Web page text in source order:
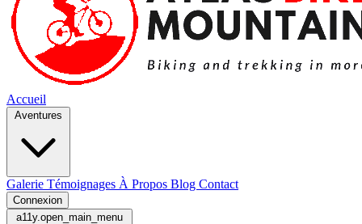
Accueil
Aventures
Galerie Témoignages À Propos Blog Contact
Connexion
a11y.open_main_menu